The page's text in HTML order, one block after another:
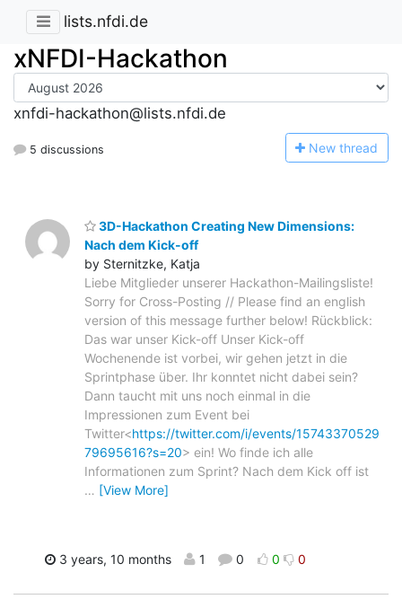
lists.nfdi.de
xNFDI-Hackathon
xnfdi-hackathon@lists.nfdi.de
5 discussions New thread
3D-Hackathon Creating New Dimensions:
Nach dem Kick-off
by Sternitzke, Katja
Liebe Mitglieder unserer Hackathon-Mailingsliste!
Sorry for Cross-Posting // Please find an english
version of this message further below! Rückblick:
Das war unser Kick-off Unser Kick-off
Wochenende ist vorbei, wir gehen jetzt in die
Sprintphase über. Ihr konntet nicht dabei sein?
Dann taucht mit uns noch einmal in die
Impressionen zum Event bei
Twitter<https://twitter.com/i/events/15743370529
79695616?s=20> ein! Wo finde ich alle
Informationen zum Sprint? Nach dem Kick off ist
… [View More]
3 years, 10 months 1 0 0 0